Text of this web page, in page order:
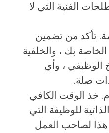
الفنية التي لا
تأكد من تضمين
بك ، والخلفية
الوظيفي ، وأي
صلة.
خذ الوقت الكافي
للوظيفة التي
هذا لصاحب العمل